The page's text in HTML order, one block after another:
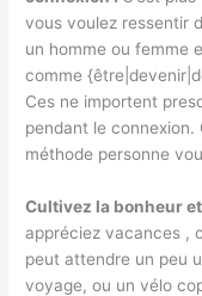
vous voulez ressentir
un homme ou femme
comme
Ces ne importent
pendant le
méthode personne
Cultivez la bonheur
appréciez vacances ,
peut attendre un peu
voyage, ou un vélo